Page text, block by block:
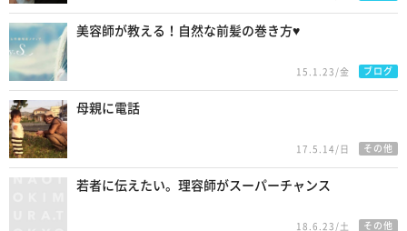
美容師が教える！自然な前髪の巻き方♥
15.1.23/金 ブログ
母親に電話
17.5.14/日 その他
若者に伝えたい。理容師がスーパーチャンス
18.6.23/土 その他